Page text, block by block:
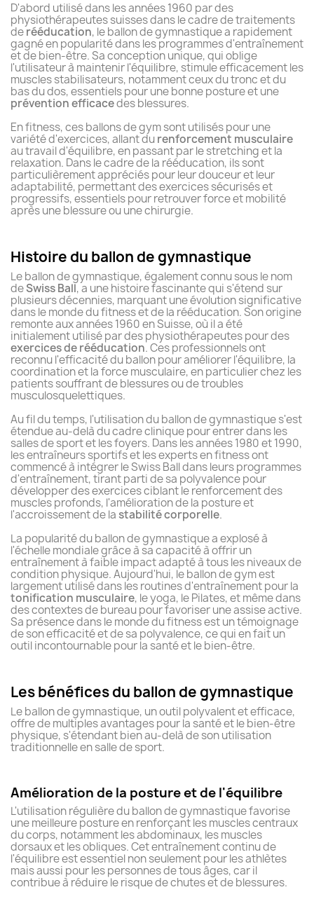
D'abord utilisé dans les années 1960 par des
physiothérapeutes suisses dans le cadre de traitements
derééducation, le ballon de gymnastique a rapidement
gagné en popularité dans les programmes d'entraînement
et de bien-être. Sa conception unique, qui oblige
l'utilisateur à maintenir l'équilibre, stimule efficacement les
muscles stabilisateurs, notamment ceux du tronc et du
bas du dos, essentiels pour une bonne posture et une
prévention efficacedes blessures.
En fitness, ces ballons de gym sont utilisés pour une
variété d'exercices, allant durenforcement musculaire
au travail d'équilibre, en passant par le stretching et la
relaxation. Dans le cadre de la rééducation, ils sont
particulièrement appréciés pour leur douceur et leur
adaptabilité, permettant des exercices sécurisés et
progressifs, essentiels pour retrouver force et mobilité
après une blessure ou une chirurgie.
Histoire du ballon de gymnastique
Le ballon de gymnastique, également connu sous le nom
deSwiss Ball, a une histoire fascinante qui s'étend sur
plusieurs décennies, marquant une évolution significative
dans le monde du fitness et de la rééducation. Son origine
remonte aux années 1960 en Suisse, où il a été
initialement utilisé par des physiothérapeutes pour des
exercices de rééducation. Ces professionnels ont
reconnu l'efficacité du ballon pour améliorer l'équilibre, la
coordination et la force musculaire, en particulier chez les
patients souffrant de blessures ou de troubles
musculosquelettiques.
Au fil du temps, l'utilisation du ballon de gymnastique s'est
étendue au-delà du cadre clinique pour entrer dans les
salles de sport et les foyers. Dans les années 1980 et 1990,
les entraîneurs sportifs et les experts en fitness ont
commencé à intégrer le Swiss Ball dans leurs programmes
d'entraînement, tirant parti de sa polyvalence pour
développer des exercices ciblant le renforcement des
muscles profonds, l'amélioration de la posture et
l'accroissement de lastabilité corporelle.
La popularité du ballon de gymnastique a explosé à
l'échelle mondiale grâce à sa capacité à offrir un
entraînement à faible impact adapté à tous les niveaux de
condition physique. Aujourd'hui, le ballon de gym est
largement utilisé dans les routines d'entraînement pour la
tonification musculaire, le yoga, le Pilates, et même dans
des contextes de bureau pour favoriser une assise active.
Sa présence dans le monde du fitness est un témoignage
de son efficacité et de sa polyvalence, ce qui en fait un
outil incontournable pour la santé et le bien-être.
Les bénéfices du ballon de gymnastique
Le ballon de gymnastique, un outil polyvalent et efficace,
offre de multiples avantages pour la santé et le bien-être
physique, s'étendant bien au-delà de son utilisation
traditionnelle en salle de sport.
Amélioration de la posture et de l'équilibre
L'utilisation régulière du ballon de gymnastique favorise
une meilleure posture en renforçant les muscles centraux
du corps, notamment les abdominaux, les muscles
dorsaux et les obliques. Cet entraînement continu de
l'équilibre est essentiel non seulement pour les athlètes
mais aussi pour les personnes de tous âges, car il
contribue à réduire le risque de chutes et de blessures.